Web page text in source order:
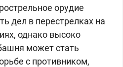
орудие
дел в перестрелках на
однако высоко
может стать
с противником,